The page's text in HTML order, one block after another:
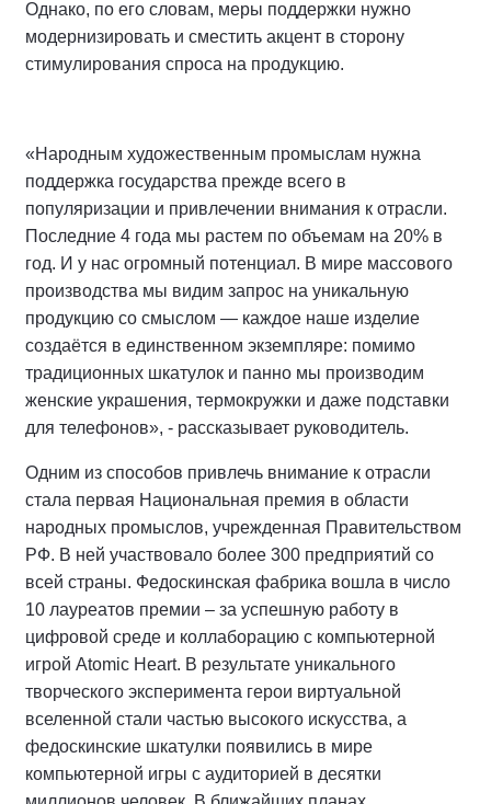
Однако, по его словам, меры поддержки нужно
модернизировать и сместить акцент в сторону
стимулирования спроса на продукцию.
«Народным художественным промыслам нужна
поддержка государства прежде всего в
популяризации и привлечении внимания к отрасли.
Последние 4 года мы растем по объемам на 20% в
год. И у нас огромный потенциал. В мире массового
производства мы видим запрос на уникальную
продукцию со смыслом — каждое наше изделие
создаётся в единственном экземпляре: помимо
традиционных шкатулок и панно мы производим
женские украшения, термокружки и даже подставки
для телефонов», - рассказывает руководитель.
Одним из способов привлечь внимание к отрасли
стала первая Национальная премия в области
народных промыслов, учрежденная Правительством
РФ. В ней участвовало более 300 предприятий со
всей страны. Федоскинская фабрика вошла в число
10 лауреатов премии – за успешную работу в
цифровой среде и коллаборацию с компьютерной
игрой Atomic Heart. В результате уникального
творческого эксперимента герои виртуальной
вселенной стали частью высокого искусства, а
федоскинские шкатулки появились в мире
компьютерной игры с аудиторией в десятки